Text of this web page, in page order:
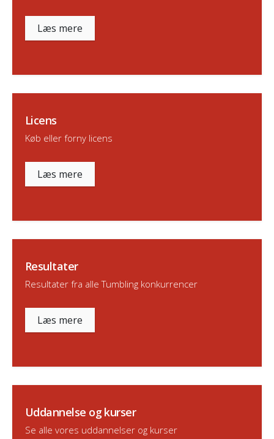
Læs mere
Licens
Køb eller forny licens
Læs mere
Resultater
Resultater fra alle Tumbling konkurrencer
Læs mere
Uddannelse og kurser
Se alle vores uddannelser og kurser